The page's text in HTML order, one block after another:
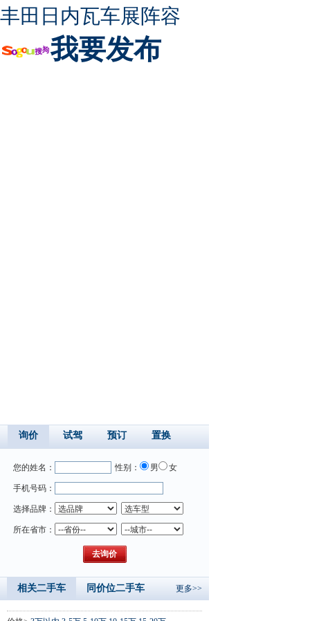
丰田日内瓦车展阵容
我要发布
询价 试驾 预订 置换
您的姓名： 性别： 男 女
手机号码：
选择品牌：
所在省市：
相关二手车 同价位二手车 更多>>